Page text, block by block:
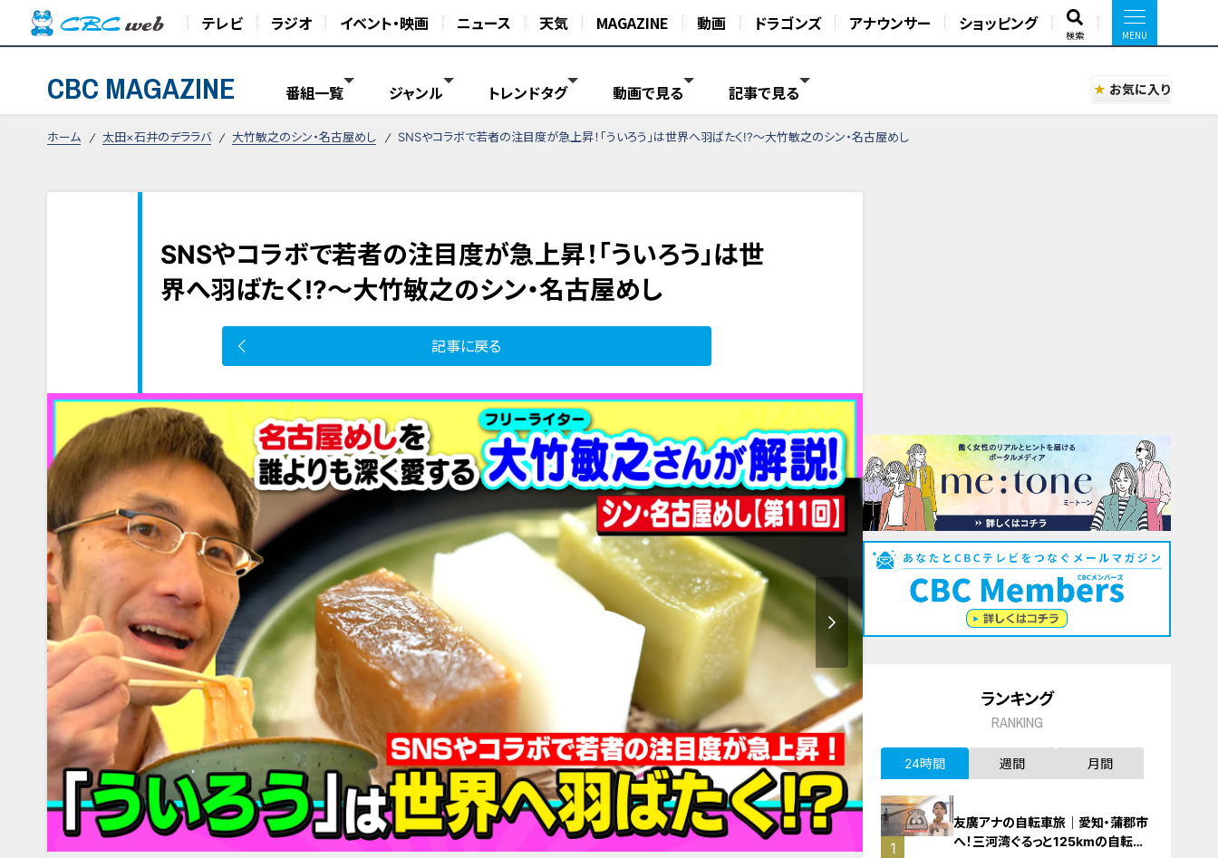
テレビ ラジオ イベント・映画 ニュース 天気 MAGAZINE 動画 ドラゴンズ アナウンサー ショッピング
検索
CBC MAGAZINE 番組一覧 ジャンル トレンドタグ 動画で見る 記事で見る お気に入り
ホーム 太田×石井のデララバ 大竹敏之のシン・名古屋めし SNSやコラボで若者の注目度が急上昇！「ういろう」は世界へ羽ばたく!?～大竹敏之のシン・名古屋めし
SNSやコラボで若者の注目度が急上昇！「ういろう」は世
界へ羽ばたく!?～大竹敏之のシン・名古屋めし
記事に戻る
ランキング
RANKING
24時間 週間 月間
1
友廣アナの自転車旅｜愛知・蒲郡市
へ！三河湾ぐるっと125kmの自転車